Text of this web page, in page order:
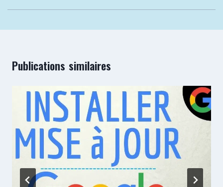
Publications similaires